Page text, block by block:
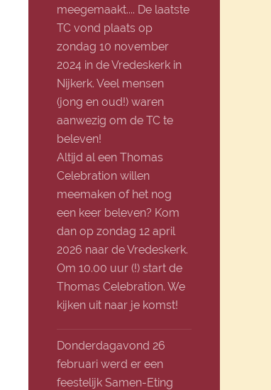
meegemaakt.... De laatste
TC vond plaats op
zondag 10 november
2024 in de Vredeskerk in
Nijkerk. Veel mensen
(jong en oud!) waren
aanwezig om de TC te
beleven!
Altijd al een Thomas
Celebration willen
meemaken of het nog
een keer beleven? Kom
dan op zondag 12 april
2026 naar de Vredeskerk.
Om 10.00 uur (!) start de
Thomas Celebration. We
kijken uit naar je komst!
Donderdagavond 26
februari werd er een
feestelijk Samen-Eting